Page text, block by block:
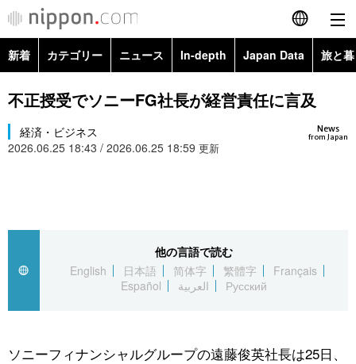
English
简体字
カテゴリー
新着 カテゴリー ニュース In-depth Japan Data 旅と
政治・外交
経済・ビジネス
Topics
Images
不正授受でソニーFG社長が経営責任に言及
News
from Japan
経済・ビジネス
2026.06.25 18:43 / 2026.06.25 18:59 更新
他の言語で読む
English
日本語 简体字 繁體字
Français
Español
العربية Русский
ソニーフィナンシャルグループの遠藤俊英社長は25日、